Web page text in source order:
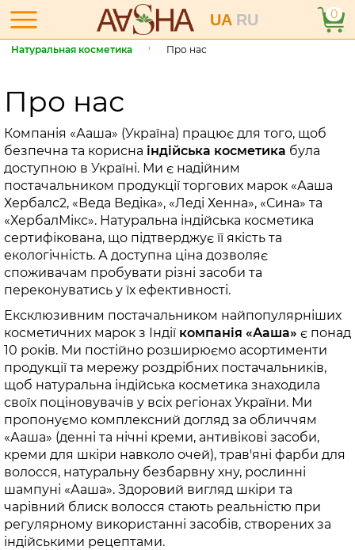
UA RU 0
Натуральная косметика Про нас
Про нас
Компанія «Ааша» (Україна) працює для того, щоб
безпечна та корисна індійська косметика була
доступною в Україні. Ми є надійним
постачальником продукції торгових марок «Ааша
Хербалс2, «Веда Ведіка», «Леді Хенна», «Сина» та
«ХербалМікс». Натуральна індійська косметика
сертифікована, що підтверджує її якість та
екологічність. А доступна ціна дозволяє
споживачам пробувати різні засоби та
переконуватись у їх ефективності.
Ексклюзивним постачальником найпопулярніших
косметичних марок з Індії компанія «Ааша» є понад
10 років. Ми постійно розширюємо асортименти
продукції та мережу роздрібних постачальників,
щоб натуральна індійська косметика знаходила
своїх поціновувачів у всіх регіонах України. Ми
пропонуємо комплексний догляд за обличчям
«Ааша» (денні та нічні креми, антивікові засоби,
креми для шкіри навколо очей), трав'яні фарби для
волосся, натуральну безбарвну хну, рослинні
шампуні «Ааша». Здоровий вигляд шкіри та
чарівний блиск волосся стають реальністю при
регулярному використанні засобів, створених за
індійськими рецептами.